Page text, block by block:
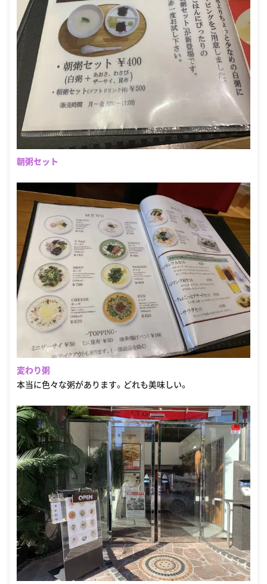
朝粥セット
変わり粥
本当に色々な粥があります。どれも美味しい。